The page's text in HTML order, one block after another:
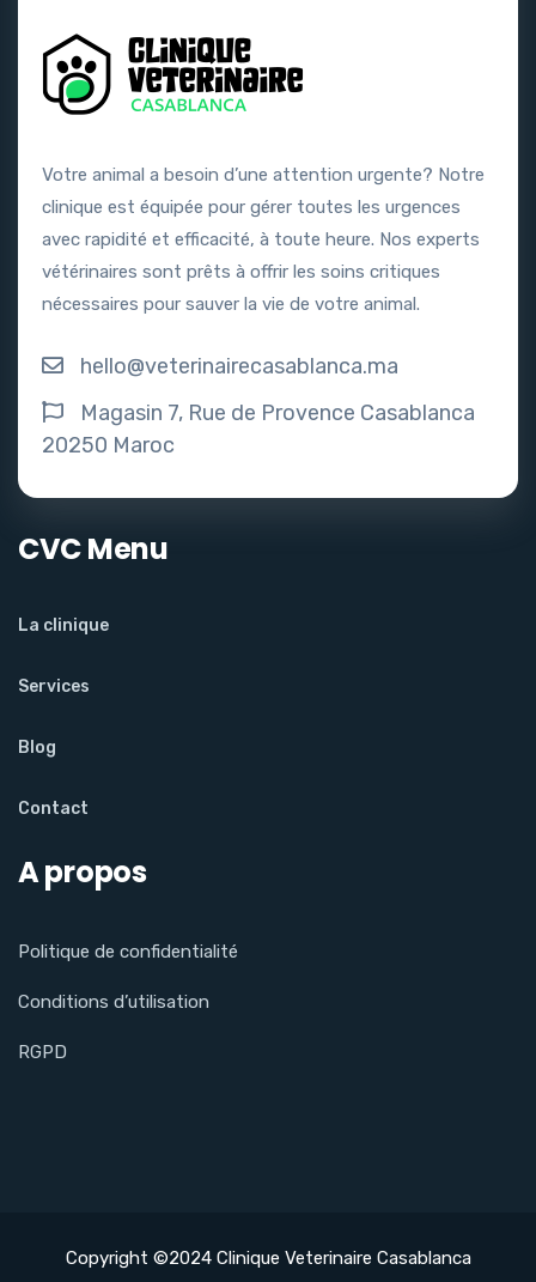
Votre animal a besoin d’une attention urgente? Notre
clinique est équipée pour gérer toutes les urgences
avec rapidité et efficacité, à toute heure. Nos experts
vétérinaires sont prêts à offrir les soins critiques
nécessaires pour sauver la vie de votre animal.
hello@veterinairecasablanca.ma
Magasin 7, Rue de Provence Casablanca
20250 Maroc
CVC Menu
La clinique
Services
Blog
Contact
A propos
Politique de confidentialité
Conditions d’utilisation
RGPD
Copyright ©2024 Clinique Veterinaire Casablanca